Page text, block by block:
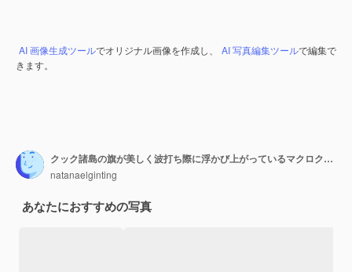
AI 画像生成ツールでオリジナル画像を作成し、 AI 写真編集ツールで編集で
きます。
クック諸島の旗が美しく波打ち際に浮かび上がっているマクロクローズアップショット
natanaelginting
あなたにおすすめの写真